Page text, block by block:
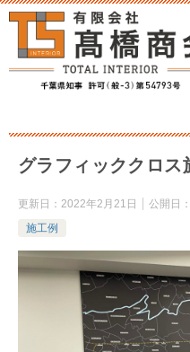
グラフィッククロス
更新日： 2022年2月21日 公開日：
施工例